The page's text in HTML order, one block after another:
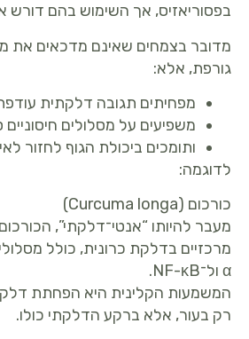
בפסוריאזיס, אך השימוש בהם דורש
מדובר בצמחים שאינם מדכאים את
גורפת, אלא:
מפחיתים תגובה דלקתית
משפיעים על מסלולים חיסוניים
ותומכים ביכולת הגוף לחזור
לדוגמה:
כורכום (Curcuma longa)
מעבר להיותו “אנטי־דלקתי”,
α ול־NF-κB.
המשמעות הקלינית היא הפחתת
רק בעור, אלא ברקע הדלקתי כולו.